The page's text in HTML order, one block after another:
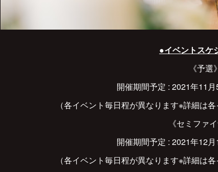
●イベントスケ
《予選》
開催期間予定 : 2021年11
（各イベント毎日程が異なります※詳細は
《セミファ
開催期間予定 : 2021年12
（各イベント毎日程が異なります※詳細は